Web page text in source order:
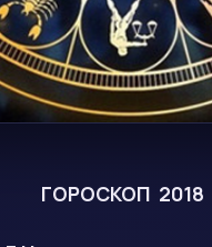
ГОРОСКОП 2018